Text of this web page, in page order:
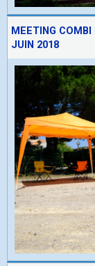
MEETING COMBI
JUIN 2018